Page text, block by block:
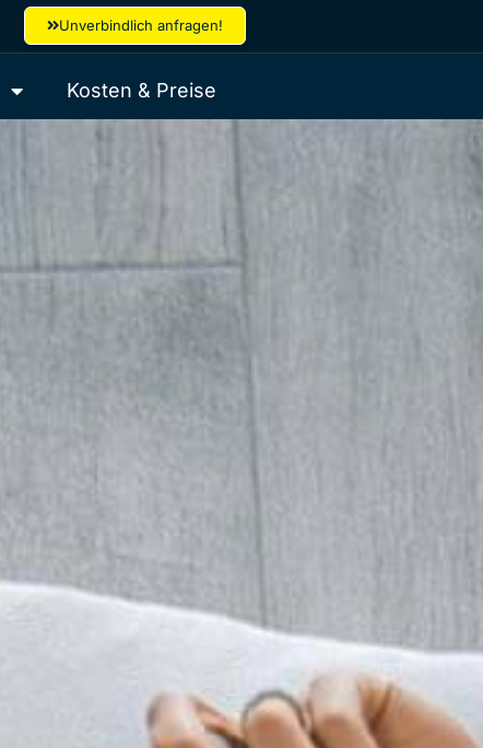
Unverbindlich anfragen!
Kosten & Preise